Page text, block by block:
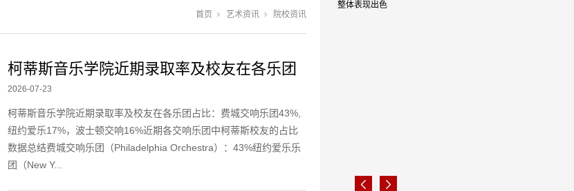
首页 艺术资讯 院校资讯
柯蒂斯音乐学院近期录取率及校友在各乐团
占...
2026-07-23
柯蒂斯音乐学院近期录取率及校友在各乐团占比：费城交响乐团43%,
纽约爱乐17%，波士顿交响16%近期各交响乐团中柯蒂斯校友的占比
数据总结费城交响乐团（Philadelphia Orchestra）：43%纽约爱乐乐
团（New Y...